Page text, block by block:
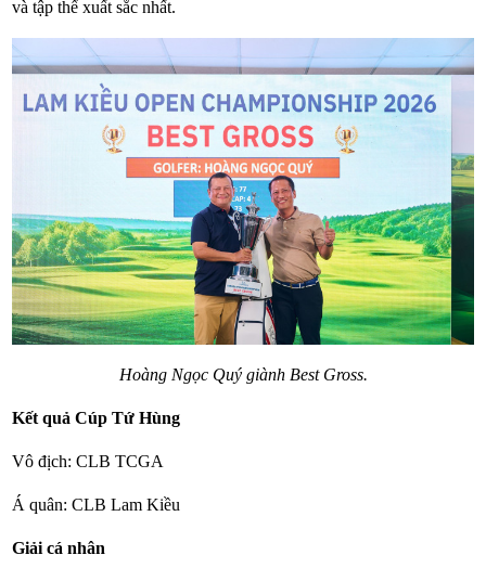
và tập thể xuất sắc nhất.
Hoàng Ngọc Quý giành Best Gross.
Kết quả Cúp Tứ Hùng
Vô địch: CLB TCGA
Á quân: CLB Lam Kiều
Giải cá nhân